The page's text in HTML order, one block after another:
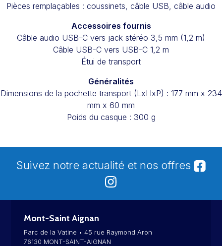
Pièces remplaçables : coussinets, câble USB, câble audio
Accessoires fournis
Câble audio USB-C vers jack stéréo 3,5 mm (1,2 m)
Câble USB-C vers USB-C 1,2 m
Étui de transport
Généralités
Dimensions de la pochette transport (LxHxP) : 177 mm x 234
mm x 60 mm
Poids du casque : 300 g
Suivez notre actualité et nos offres
Mont-Saint Aignan
Parc de la Vatine • 45 rue Raymond Aron
76130 MONT-SAINT-AIGNAN